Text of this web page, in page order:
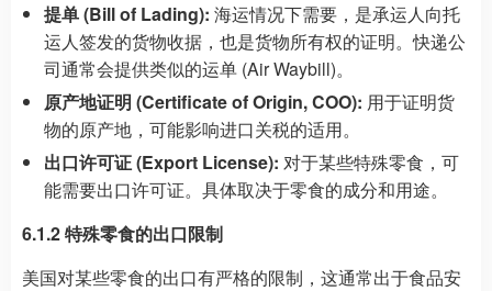
提单 (Bill of Lading): 海运情况下需要，是承运人向托
运人签发的货物收据，也是货物所有权的证明。快递公
司通常会提供类似的运单 (Air Waybill)。
原产地证明 (Certificate of Origin, COO): 用于证明货
物的原产地，可能影响进口关税的适用。
出口许可证 (Export License): 对于某些特殊零食，可
能需要出口许可证。具体取决于零食的成分和用途。
6.1.2 特殊零食的出口限制
美国对某些零食的出口有严格的限制，这通常出于食品安